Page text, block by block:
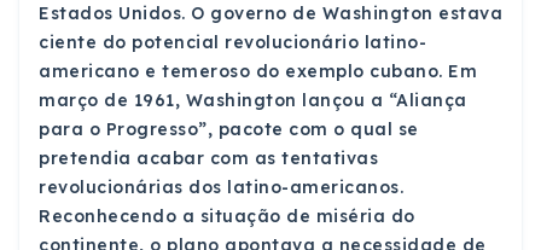
Estados Unidos. O governo de Washington estava
ciente do potencial revolucionário latino-
americano e temeroso do exemplo cubano. Em
março de 1961, Washington lançou a “Aliança
para o Progresso”, pacote com o qual se
pretendia acabar com as tentativas
revolucionárias dos latino-americanos.
Reconhecendo a situação de miséria do
continente, o plano apontava a necessidade de